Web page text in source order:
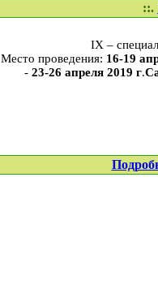
::.
IX –
Место проведения: 16-19
- 23-26 апреля 2019 г.